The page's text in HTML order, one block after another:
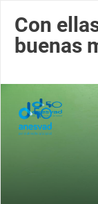
Con
buenas